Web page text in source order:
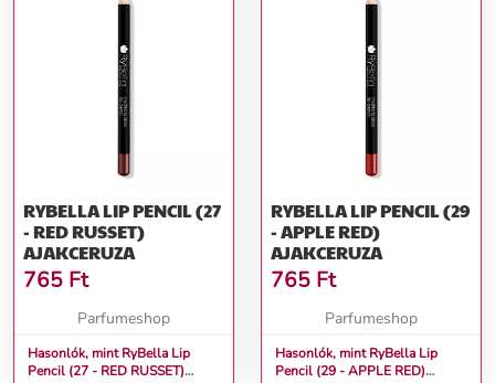
RYBELLA LIP PENCIL (27
- RED RUSSET)
AJAKCERUZA
765 Ft
Parfumeshop
Hasonlók, mint RyBella Lip
Pencil (27 - RED RUSSET)
RYBELLA LIP PENCIL (29
- APPLE RED)
AJAKCERUZA
765 Ft
Parfumeshop
Hasonlók, mint RyBella Lip
Pencil (29 - APPLE RED)